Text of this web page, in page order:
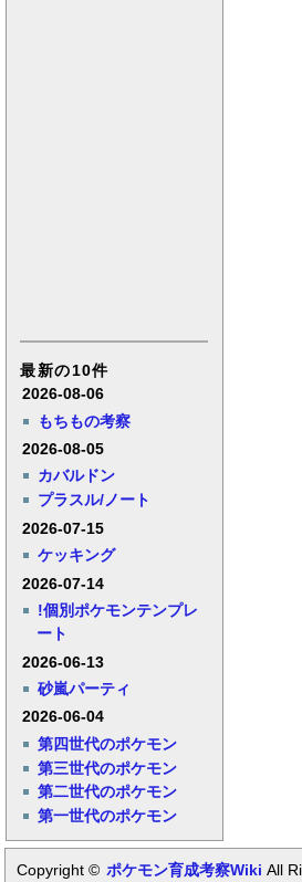
最新の10件
2026-08-06
もちもの考察
2026-08-05
カバルドン
プラスル/ノート
2026-07-15
ケッキング
2026-07-14
!個別ポケモンテンプレ
ート
2026-06-13
砂嵐パーティ
2026-06-04
第四世代のポケモン
第三世代のポケモン
第二世代のポケモン
第一世代のポケモン
Copyright © ポケモン育成考察Wiki All